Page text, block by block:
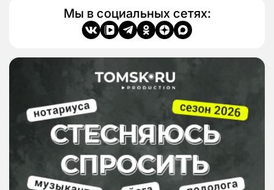
Мы в социальных сетях: